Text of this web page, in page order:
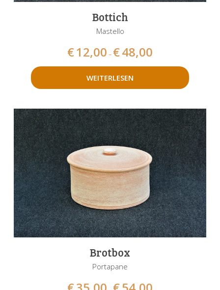
Bottich
Mastello
€12,00 – €48,00
WEITERLESEN
Brotbox
Portapane